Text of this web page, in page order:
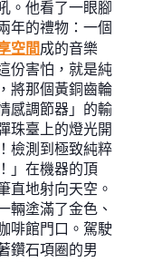
。他看了一眼腳
年的禮物：一個
空間成的音樂
份害怕，就是純
將那個黃銅齒輪
感調節器」的輸
珠臺上的燈光開
檢測到極致純粹
」在機器的頂
直地射向天空。
輛塗滿了金色、
啡館門口。駕駛
鑽石項圈的男